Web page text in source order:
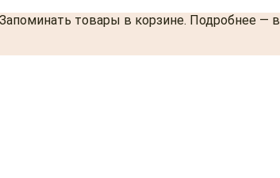
товары в корзине. Подробнее — в